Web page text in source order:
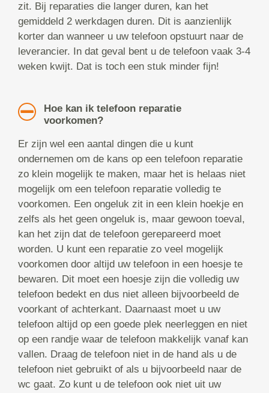
zit. Bij reparaties die langer duren, kan het
gemiddeld 2 werkdagen duren. Dit is aanzienlijk
korter dan wanneer u uw telefoon opstuurt naar de
leverancier. In dat geval bent u de telefoon vaak 3-4
weken kwijt. Dat is toch een stuk minder fijn!
Hoe kan ik telefoon reparatie
voorkomen?
Er zijn wel een aantal dingen die u kunt
ondernemen om de kans op een telefoon reparatie
zo klein mogelijk te maken, maar het is helaas niet
mogelijk om een telefoon reparatie volledig te
voorkomen. Een ongeluk zit in een klein hoekje en
zelfs als het geen ongeluk is, maar gewoon toeval,
kan het zijn dat de telefoon gerepareerd moet
worden. U kunt een reparatie zo veel mogelijk
voorkomen door altijd uw telefoon in een hoesje te
bewaren. Dit moet een hoesje zijn die volledig uw
telefoon bedekt en dus niet alleen bijvoorbeeld de
voorkant of achterkant. Daarnaast moet u uw
telefoon altijd op een goede plek neerleggen en niet
op een randje waar de telefoon makkelijk vanaf kan
vallen. Draag de telefoon niet in de hand als u de
telefoon niet gebruikt of als u bijvoorbeeld naar de
wc gaat. Zo kunt u de telefoon ook niet uit uw